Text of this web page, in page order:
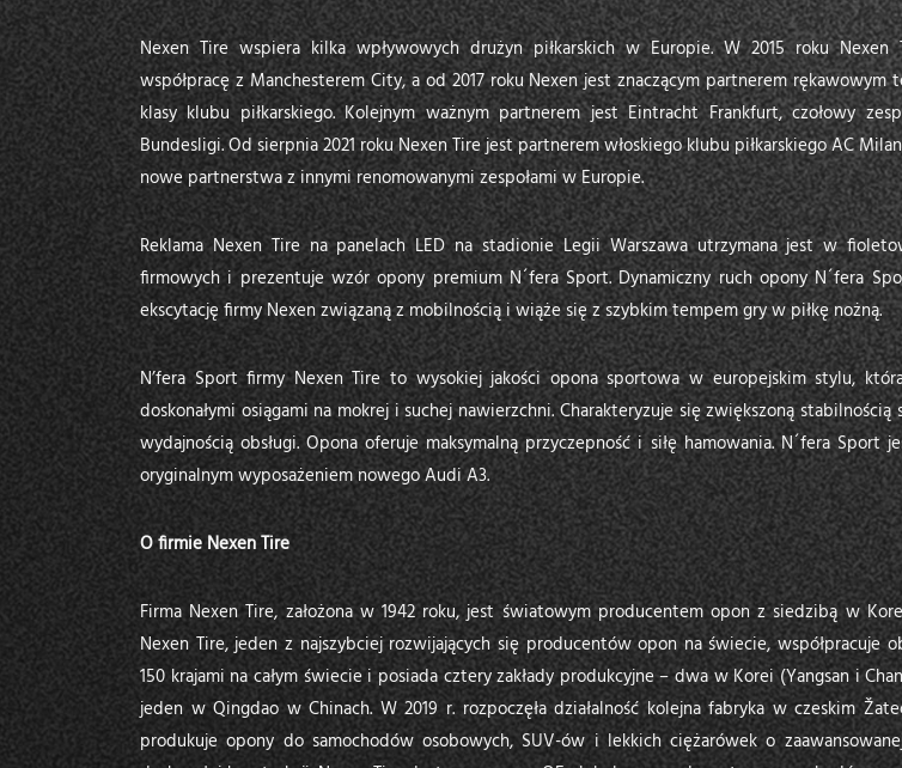
Nexen Tire wspiera kilka wpływowych drużyn piłkarskich w Europie. W 2015 roku Nexen
współpracę z Manchesterem City, a od 2017 roku Nexen jest znaczącym partnerem rękawowym
klasy klubu piłkarskiego. Kolejnym ważnym partnerem jest Eintracht Frankfurt, czołowy
Bundesligi. Od sierpnia 2021 roku Nexen Tire jest partnerem włoskiego klubu piłkarskiego AC
nowe partnerstwa z innymi renomowanymi zespołami w Europie.
Reklama Nexen Tire na panelach LED na stadionie Legii Warszawa utrzymana jest w
firmowych i prezentuje wzór opony premium N´fera Sport. Dynamiczny ruch opony N´fera
ekscytację firmy Nexen związaną z mobilnością i wiąże się z szybkim tempem gry w piłkę nożną.
N’fera Sport firmy Nexen Tire to wysokiej jakości opona sportowa w europejskim stylu,
doskonałymi osiągami na mokrej i suchej nawierzchni. Charakteryzuje się zwiększoną stabilnością
wydajnością obsługi. Opona oferuje maksymalną przyczepność i siłę hamowania. N´fera Sport
oryginalnym wyposażeniem nowego Audi A3.
O firmie Nexen Tire
Firma Nexen Tire, założona w 1942 roku, jest światowym producentem opon z siedzibą w
Nexen Tire, jeden z najszybciej rozwijających się producentów opon na świecie, współpracuje
150 krajami na całym świecie i posiada cztery zakłady produkcyjne – dwa w Korei (Yangsan i
jeden w Qingdao w Chinach. W 2019 r. rozpoczęła działalność kolejna fabryka w czeskim
produkuje opony do samochodów osobowych, SUV-ów i lekkich ciężarówek o